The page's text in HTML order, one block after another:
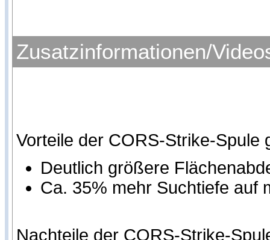
Zusatzinformationen/
Vorteile der CORS-Strike-Spule
Deutlich größere
Ca. 35% mehr Suchtiefe auf
Nachteile der CORS-Strike-